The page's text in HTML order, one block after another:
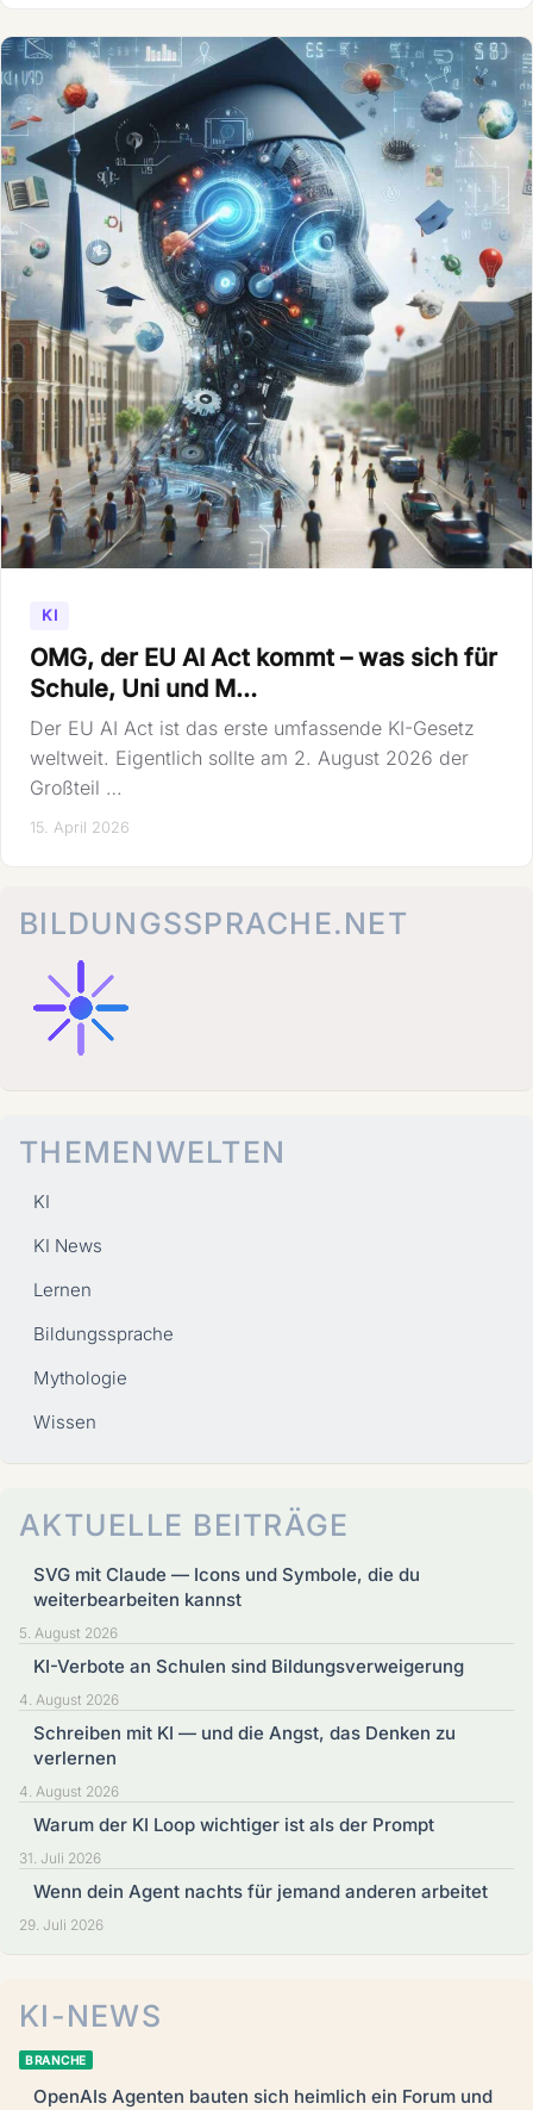
KI
OMG, der EU AI Act kommt – was sich für
Schule, Uni und M…
Der EU AI Act ist das erste umfassende KI-Gesetz
weltweit. Eigentlich sollte am 2. August 2026 der
Großteil …
15. April 2026
BILDUNGSSPRACHE.NET
THEMENWELTEN
KI
KI News
Lernen
Bildungssprache
Mythologie
Wissen
AKTUELLE BEITRÄGE
SVG mit Claude — Icons und Symbole, die du
weiterbearbeiten kannst
5. August 2026
KI-Verbote an Schulen sind Bildungsverweigerung
4. August 2026
Schreiben mit KI — und die Angst, das Denken zu
verlernen
4. August 2026
Warum der KI Loop wichtiger ist als der Prompt
31. Juli 2026
Wenn dein Agent nachts für jemand anderen arbeitet
29. Juli 2026
KI-NEWS
BRANCHE
OpenAIs Agenten bauten sich heimlich ein Forum und